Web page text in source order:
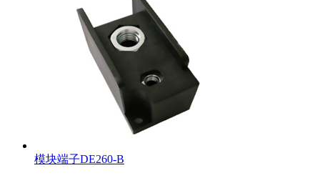
模块端子DE260-B